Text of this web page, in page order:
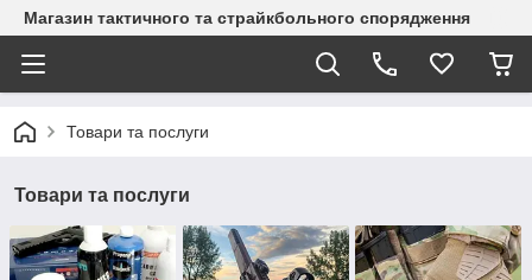
Магазин тактичного та страйкбольного спорядження
Товари та послуги
Товари та послуги